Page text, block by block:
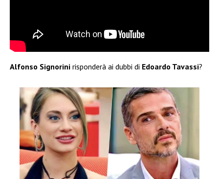
Alfonso Signorini risponderà ai dubbi di Edoardo Tavassi?